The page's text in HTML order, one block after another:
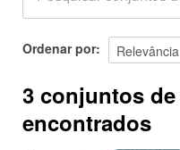
Sobre
Ordenar por
3 conjuntos
encontrados